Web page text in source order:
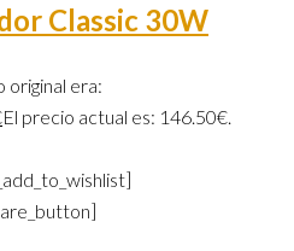
Classic 30W
original era:
El precio actual es: 146.50€.